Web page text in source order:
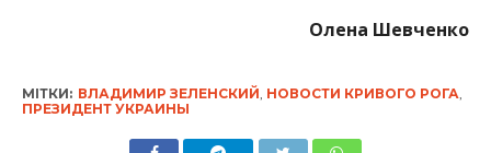
Олена Шевченко
МІТКИ: ВЛАДИМИР ЗЕЛЕНСКИЙ, НОВОСТИ КРИВОГО РОГА,
ПРЕЗИДЕНТ УКРАИНЫ